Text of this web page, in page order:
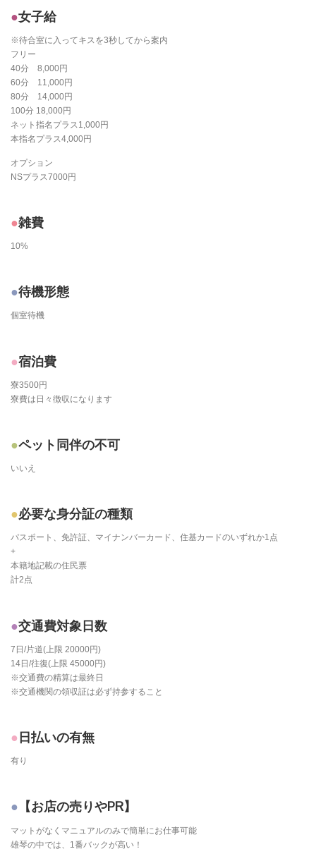
女子給
※待合室に入ってキスを3秒してから案内
フリー
40分 8,000円
60分 11,000円
80分 14,000円
100分 18,000円
ネット指名プラス1,000円
本指名プラス4,000円
オプション
NSプラス7000円
雑費
10%
待機形態
個室待機
宿泊費
寮3500円
寮費は日々徴収になります
ペット同伴の不可
いいえ
必要な身分証の種類
パスポート、免許証、マイナンバーカード、住基カードのいずれか1点
+
本籍地記載の住民票
計2点
交通費対象日数
7日/片道(上限 20000円)
14日/往復(上限 45000円)
※交通費の精算は最終日
※交通機関の領収証は必ず持参すること
日払いの有無
有り
【お店の売りやPR】
マットがなくマニュアルのみで簡単にお仕事可能
雄琴の中では、1番バックが高い！